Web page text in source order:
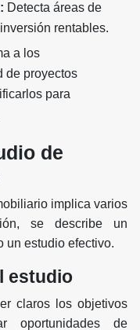
Detecta áreas de
rentables.
a los
de proyectos
para
de
implica varios
se describe un
un estudio efectivo.
estudio
claros los objetivos
oportunidades de